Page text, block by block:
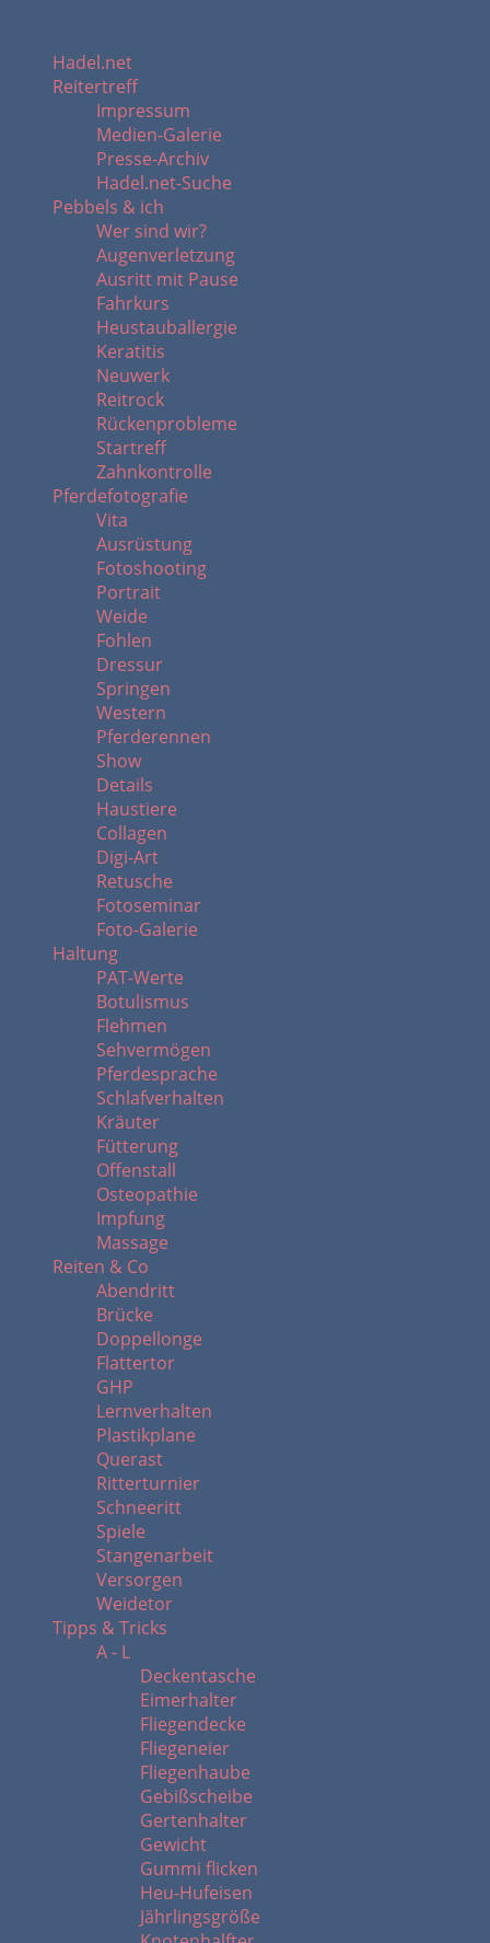
Hadel.net
Reitertreff
Impressum
Medien-Galerie
Presse-Archiv
Hadel.net-Suche
Pebbels & ich
Wer sind wir?
Augenverletzung
Ausritt mit Pause
Fahrkurs
Heustauballergie
Keratitis
Neuwerk
Reitrock
Rückenprobleme
Startreff
Zahnkontrolle
Pferdefotografie
Vita
Ausrüstung
Fotoshooting
Portrait
Weide
Fohlen
Dressur
Springen
Western
Pferderennen
Show
Details
Haustiere
Collagen
Digi-Art
Retusche
Fotoseminar
Foto-Galerie
Haltung
PAT-Werte
Botulismus
Flehmen
Sehvermögen
Pferdesprache
Schlafverhalten
Kräuter
Fütterung
Offenstall
Osteopathie
Impfung
Massage
Reiten & Co
Abendritt
Brücke
Doppellonge
Flattertor
GHP
Lernverhalten
Plastikplane
Querast
Ritterturnier
Schneeritt
Spiele
Stangenarbeit
Versorgen
Weidetor
Tipps & Tricks
A - L
Deckentasche
Eimerhalter
Fliegendecke
Fliegeneier
Fliegenhaube
Gebißscheibe
Gertenhalter
Gewicht
Gummi flicken
Heu-Hufeisen
Jährlingsgröße